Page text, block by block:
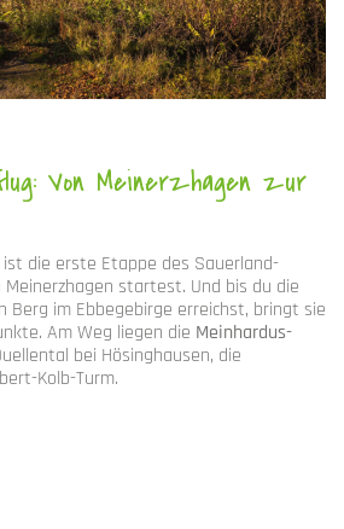
Von Meinerzhagen zur
die erste Etappe des Sauerland-
startest. Und bis du die
Berg im Ebbegebirge erreichst, bringt sie
Am Weg liegen die Meinhardus-
bei Hösinghausen, die
Kolb-Turm.